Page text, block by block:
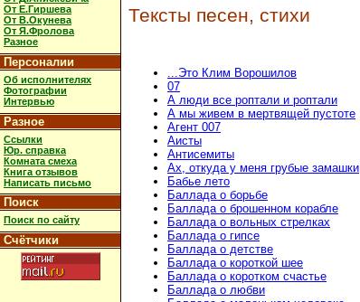
От Е.Гиршева
От В.Окунева
От Я.Фролова
Разное
Персоналии
Об исполнителях
Фотографии
Интервью
Разное
Ссылки
Юр. справка
Комната смеха
Книга отзывов
Написать письмо
Поиск
Поиск по сайту
Счётчики
Тексты песен, стихи
...Это Клим Ворошилов
07
А люди все роптали и роптали
А мы живем в мертвящей пустоте
Агент 007
Аисты
Антисемиты
Ах, откуда у меня грубые замашки
Бабье лето
Баллада о борьбе
Баллада о брошенном корабле
Баллада о вольных стрелках
Баллада о гипсе
Баллада о детстве
Баллада о короткой шее
Баллада о коротком счастье
Баллада о любви